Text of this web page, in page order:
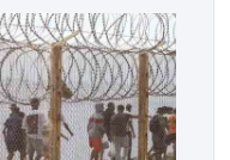
الوضعية وينتهي الأمر